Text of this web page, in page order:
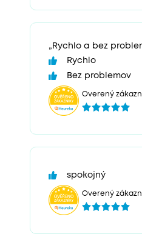
„Rychlo a bez
Rychlo
Bez problemov
Overený
spokojný
Overený